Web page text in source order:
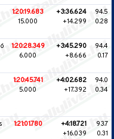
1:20:19.683
15.000
+3:36.624
+14.299
94.5
0.28
1:20:28.349
6.000
+3:45.290
+8.666
94.4
0.17
1:20:45.741
5.000
+4:02.682
+17.392
94.0
0.34
1:21:01.780
+4:18.721
+16.039
93.7
0.31